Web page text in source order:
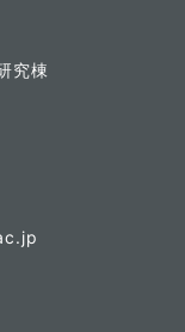
究棟